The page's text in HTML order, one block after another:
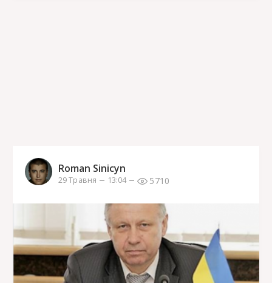
Roman Sinicyn
29 Травня 13:04 5710